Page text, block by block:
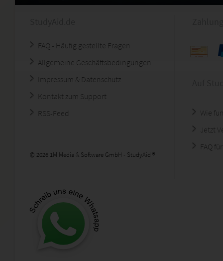
FAQ - Häufig gestellte Fragen
Allgemeine Geschäftsbedingungen
Impressum & Datenschutz
Kontakt zum Support
RSS-Feed
© 2026 1M Media & Software GmbH - StudyAid ®
Wie
Jetzt
FAQ